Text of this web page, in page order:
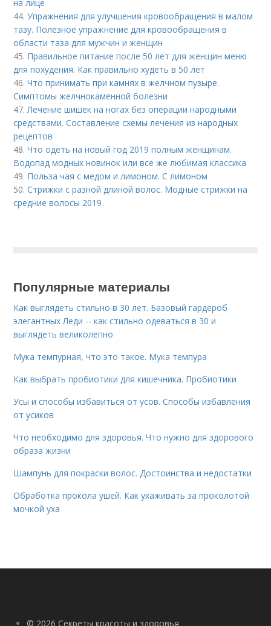
на лице
44.Упражнения для улучшения кровообращения в малом
тазу. Полезное упражнение для кровообращения в
области таза для мужчин и женщин
45. Правильное питание после 50 лет для женщин меню
для похудения. Как правильно худеть в 50 лет
46.Что принимать при камнях в желчном пузыре.
Симптомы желчнокаменной болезни
47.Лечение шишек на ногах без операции народными
средствами. Составление схемы лечения из народных
рецептов
48.Что одеть на новый год 2019 полным женщинам.
Водопад модных новинок или все же любимая классика
49. Польза чая с медом и лимоном. С лимоном
50.Стрижки с разной длиной волос. Модные стрижки на
средние волосы 2019
Популярные материалы
Как выглядеть стильно в 30 лет. Базовый гардероб
элегантных Леди -- как стильно одеваться в 30 и
выглядеть великолепно
Мука темпурная, что это такое. Мука темпура
Как выбрать пробиотики для кишечника. Пробиотики
Усы и способы избавиться от усов. Способы избавления
от усиков
Что необходимо для здоровья. Что нужно для здорового
образа жизни
Шампунь для покраски волос. Достоинства и недостатки
Обработка прокола ушей. Как ухаживать за проколотой
мочкой уха
© 2026 Секреты красоты и здоровья